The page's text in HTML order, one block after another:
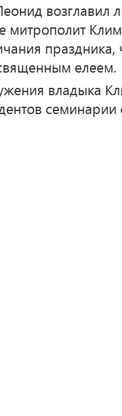
возглавил
митрополит
праздника,
елеем.
владыка